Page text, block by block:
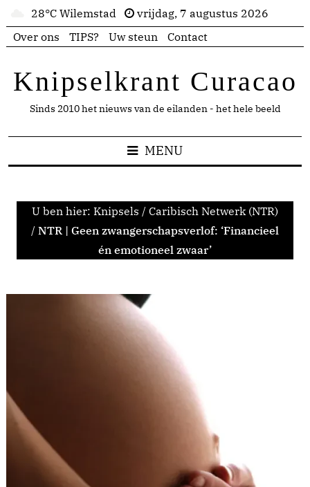
28°C Wilemstad
vrijdag, 7 augustus 2026
Over ons
TIPS? Uw steun Contact
Knipselkrant Curacao
Sinds 2010 het nieuws van de eilanden - het hele beeld
MENU
U ben hier: Knipsels / Caribisch Netwerk (NTR)
/ NTR | Geen zwangerschapsverlof: ‘Financieel
én emotioneel zwaar’